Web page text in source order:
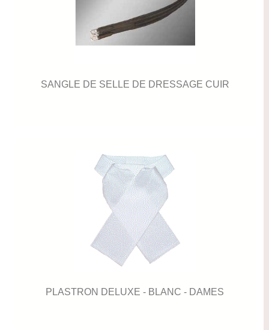
SANGLE DE SELLE DE DRESSAGE CUIR
PLASTRON DELUXE - BLANC - DAMES